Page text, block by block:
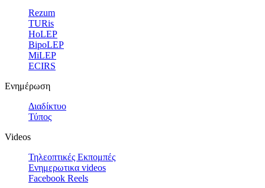
Rezum
TURis
HoLEP
BipoLEP
MiLEP
ECIRS
Ενημέρωση
Διαδίκτυο
Τύπος
Videos
Τηλεοπτικές Εκπομπές
Ενημερωτικα videos
Facebook Reels